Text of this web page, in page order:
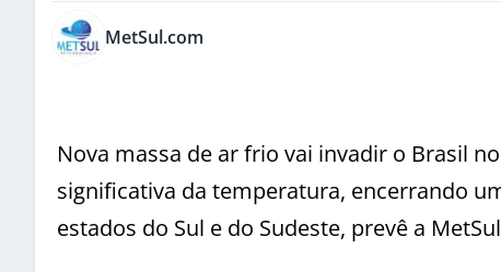
MetSul.com
Nova massa de ar frio vai invadir o Brasil
significativa da temperatura, encerrando
estados do Sul e do Sudeste, prevê a